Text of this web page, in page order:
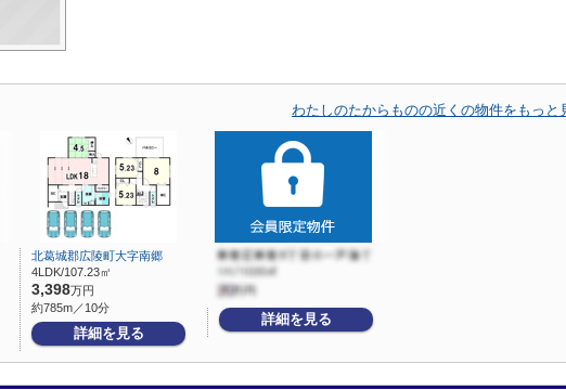
わたしのたからものの近くの物件をもっと
北葛城郡広陵町大字南郷
4LDK/107.23㎡
3,398万円
約785m／10分
詳細を見る
詳細を見る